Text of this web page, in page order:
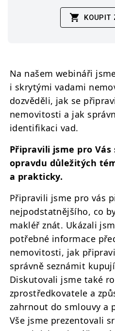
KOUPIT
Na našem webináři
i skrytými vadami
dozvěděli, jak se
nemovitosti a jak
identifikaci vad.
Připravili jsme pro
opravdu důležitých
a prakticky.
Připravili jsme pro vás
nejpodstatnějšího, co
makléř znát. Ukázali
potřebné informace
nemovitosti, jak
správně seznámit
Diskutovali jsme také
zprostředkovatele a
zahrnout do smlouvy a
Vše jsme prezentovali